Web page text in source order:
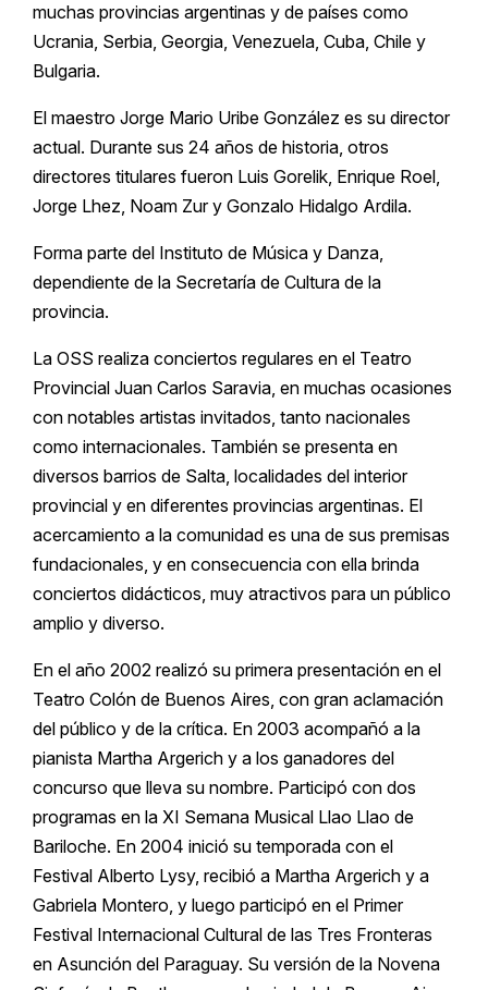
muchas provincias argentinas y de países como
Ucrania, Serbia, Georgia, Venezuela, Cuba, Chile y
Bulgaria.
El maestro Jorge Mario Uribe González es su director
actual. Durante sus 24 años de historia, otros
directores titulares fueron Luis Gorelik, Enrique Roel,
Jorge Lhez, Noam Zur y Gonzalo Hidalgo Ardila.
Forma parte del Instituto de Música y Danza,
dependiente de la Secretaría de Cultura de la
provincia.
La OSS realiza conciertos regulares en el Teatro
Provincial Juan Carlos Saravia, en muchas ocasiones
con notables artistas invitados, tanto nacionales
como internacionales. También se presenta en
diversos barrios de Salta, localidades del interior
provincial y en diferentes provincias argentinas. El
acercamiento a la comunidad es una de sus premisas
fundacionales, y en consecuencia con ella brinda
conciertos didácticos, muy atractivos para un público
amplio y diverso.
En el año 2002 realizó su primera presentación en el
Teatro Colón de Buenos Aires, con gran aclamación
del público y de la crítica. En 2003 acompañó a la
pianista Martha Argerich y a los ganadores del
concurso que lleva su nombre. Participó con dos
programas en la XI Semana Musical Llao Llao de
Bariloche. En 2004 inició su temporada con el
Festival Alberto Lysy, recibió a Martha Argerich y a
Gabriela Montero, y luego participó en el Primer
Festival Internacional Cultural de las Tres Fronteras
en Asunción del Paraguay. Su versión de la Novena